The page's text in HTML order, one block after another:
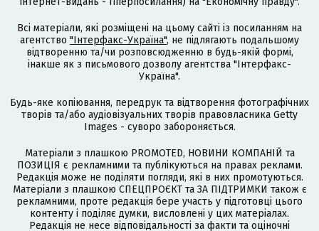
Всі матеріали, які розміщені на цьому сайті із посиланням на
агентство "Інтерфакс-Україна", не підлягають подальшому
відтворенню та/чи розповсюдженню в будь-якій формі,
інакше як з письмового дозволу агентства "Інтерфакс-
Україна".
Будь-яке копіювання, передрук та відтворення фотографічних
творів та/або аудіовізуальних творів правовласника Getty
Images - суворо забороняється.
Матеріали з плашкою PROMOTED, НОВИНИ КОМПАНІЙ та
ПОЗИЦІЯ є рекламними та публікуються на правах реклами.
Редакція може не поділяти погляди, які в них промотуються.
Матеріали з плашкою СПЕЦПРОЄКТ та ЗА ПІДТРИМКИ також є
рекламними, проте редакція бере участь у підготовці цього
контенту і поділяє думки, висловлені у цих матеріалах.
Редакція не несе відповідальності за факти та оціночні